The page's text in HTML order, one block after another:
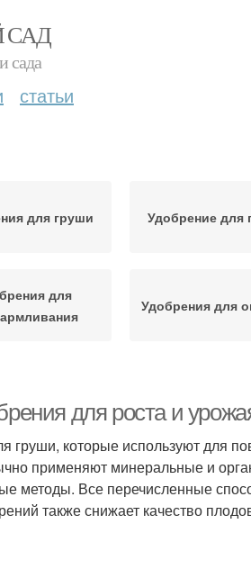
САД
сада
статьи
для груши Удобрение для
для
Удобрения для
для роста и
груши, которые используют для
применяют минеральные и
методы. Все перечисленные
также снижает качество